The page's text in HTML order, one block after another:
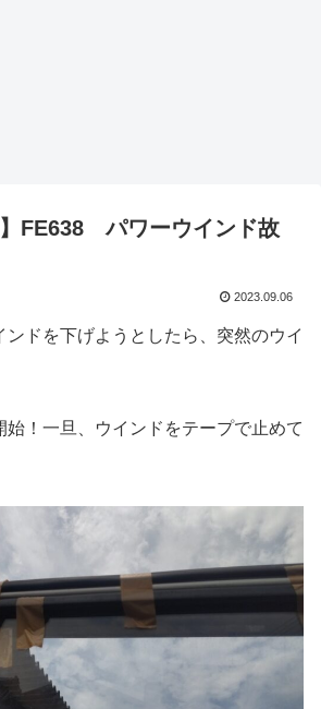
】FE638 パワーウインド故
2023.09.06
ンドを下げようとしたら、突然のウイ
始！一旦、ウインドをテープで止めて